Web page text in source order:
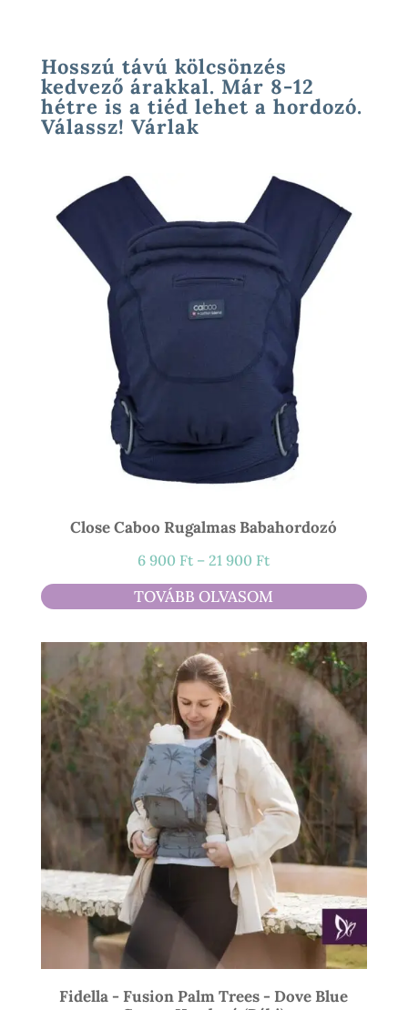
Hosszú távú kölcsönzés
kedvező árakkal. Már 8-12
hétre is a tiéd lehet a hordozó.
Válassz! Várlak
Close Caboo Rugalmas Babahordozó
6 900 Ft – 21 900 FtÁrtartomány:
6
900 Ft
21
900 Ft
TOVÁBB OLVASOM
Fidella - Fusion Palm Trees - Dove Blue